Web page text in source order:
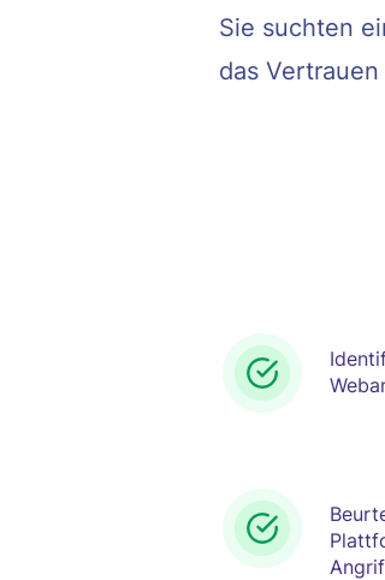
Sie suchten
das